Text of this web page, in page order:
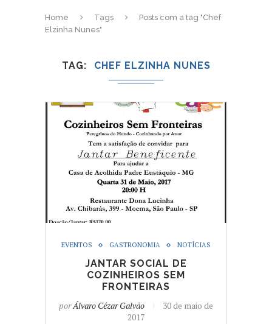
Home Tags
Posts com a tag "Chef
Elzinha Nunes"
TAG CHEF ELZINHA NUNES
EVENTOS GASTRONOMIA NOTÍCIAS
JANTAR SOCIAL DE
COZINHEIROS SEM
FRONTEIRAS
porÁlvaro Cézar Galvão
30 de maio de
2017